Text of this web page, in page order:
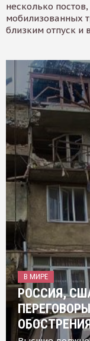
несколько
мобилизованных
близким отпуск и
В МИРЕ
РОССИЯ,